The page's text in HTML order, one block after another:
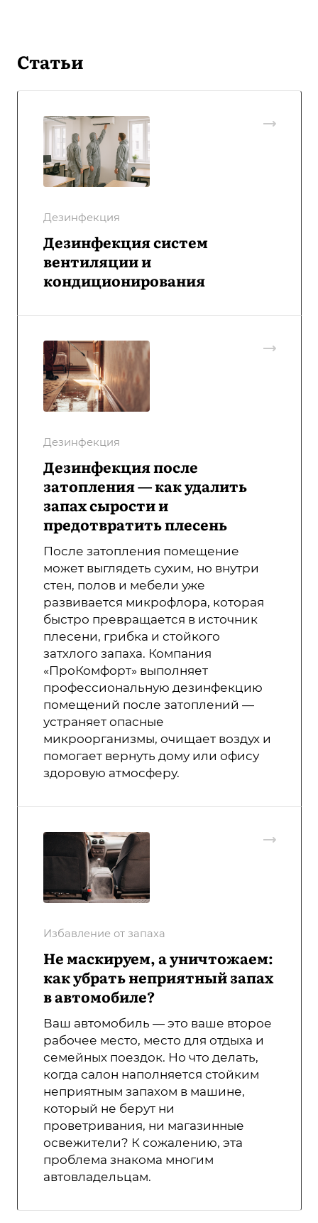
Статьи
Дезинфекция
Дезинфекция систем
вентиляции и
кондиционирования
Дезинфекция
Дезинфекция после
затопления — как удалить
запах сырости и
предотвратить плесень
После затопления помещение
может выглядеть сухим, но внутри
стен, полов и мебели уже
развивается микрофлора, которая
быстро превращается в источник
плесени, грибка и стойкого
затхлого запаха. Компания
«ПроКомфорт» выполняет
профессиональную дезинфекцию
помещений после затоплений —
устраняет опасные
микроорганизмы, очищает воздух и
помогает вернуть дому или офису
здоровую атмосферу.
Избавление от запаха
Не маскируем, а уничтожаем:
как убрать неприятный запах
в автомобиле?
Ваш автомобиль — это ваше второе
рабочее место, место для отдыха и
семейных поездок. Но что делать,
когда салон наполняется стойким
неприятным запахом в машине,
который не берут ни
проветривания, ни магазинные
освежители? К сожалению, эта
проблема знакома многим
автовладельцам.